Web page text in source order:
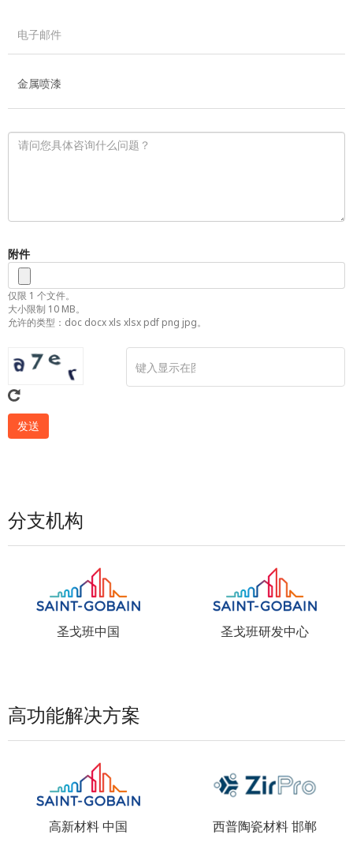
附件
仅限 1 个文件。
大小限制 10 MB。
允许的类型：doc docx xls xlsx pdf png jpg。
分支机构
圣戈班中国 圣戈班研发中心
高功能解决方案
高新材料 中国 西普陶瓷材料 邯郸